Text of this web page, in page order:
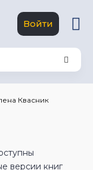
Войти
Квасник
версии книг